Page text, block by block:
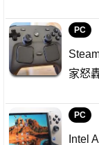
PC
家怒
PC
Intel